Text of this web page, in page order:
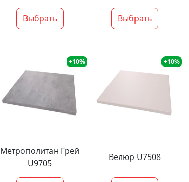
Выбрать Выбрать
+10%
Метрополитан Грей
U9705
+10%
Велюр U7508